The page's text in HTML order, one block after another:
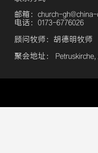
邮箱：church-gh@china-
电话：0173-6776026
顾问牧师：胡德明牧师
聚会地址： Petruskirche,